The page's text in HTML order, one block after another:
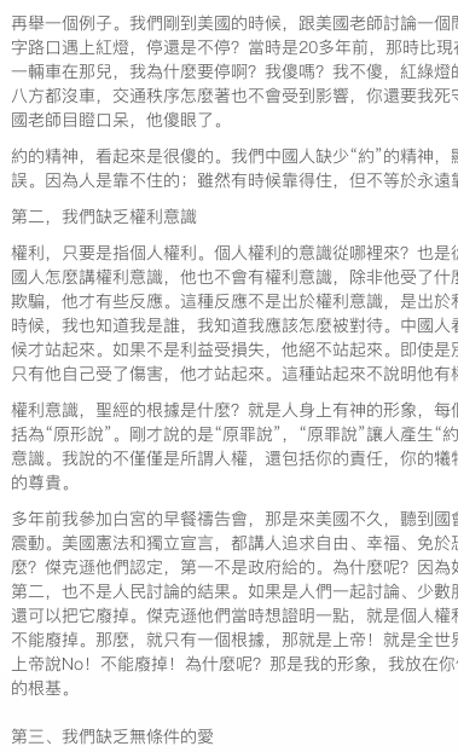
再舉一個例子。我們剛到美國的時候，跟美國老師討論一
字路口遇上紅燈，停還是不停？當時是20多年前，那時比
一輛車在那兒，我為什麼要停啊？我傻嗎？我不傻，紅綠
八方都沒車，交通秩序怎麼著也不會受到影響，你還要我
國老師目瞪口呆，他傻眼了。
約的精神，看起來是很傻的。我們中國人缺少“約”的精神
誤。因為人是靠不住的；雖然有時候靠得住，但不等於永遠
第二，我們缺乏權利意識
權利，只要是指個人權利。個人權利的意識從哪裡來？也
國人怎麼講權利意識，他也不會有權利意識，除非他受了
欺騙，他才有些反應。這種反應不是出於權利意識，是出
時候，我也知道我是誰，我知道我應該怎麼被對待。中國
候才站起來。如果不是利益受損失，他絕不站起來。即使是
只有他自己受了傷害，他才站起來。這種站起來不說明他有
權利意識，聖經的根據是什麼？就是人身上有神的形象，
括為“原形說”。剛才說的是“原罪說”，“原罪說”讓人產生“
意識。我說的不僅僅是所謂人權，還包括你的責任，你的
的尊貴。
多年前我參加白宮的早餐禱告會，那是來美國不久，聽到
震動。美國憲法和獨立宣言，都講人追求自由、幸福、免
麼？傑克遜他們認定，第一不是政府給的。為什麼呢？因為
第二，也不是人民討論的結果。如果是人們一起討論、少
還可以把它廢掉。傑克遜他們當時想證明一點，就是個人
不能廢掉。那麼，就只有一個根據，那就是上帝！就是全世
上帝說No！不能廢掉！為什麼呢？那是我的形象，我放在
的根基。
第三、我們缺乏無條件的愛